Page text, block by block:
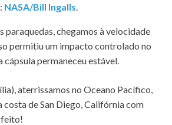
NASA/Bill Ingalls
paraquedas, chegamos à velocidade
permitiu um impacto controlado no
permaneceu estável.
aterrissamos no Oceano Pacífico,
costa de San Diego, Califórnia com